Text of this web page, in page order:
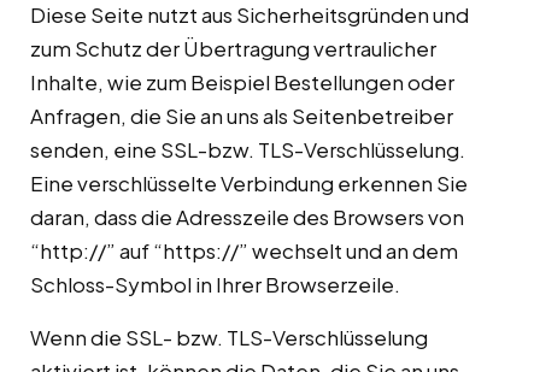
Diese Seite nutzt aus Sicherheitsgründen und
zum Schutz der Übertragung vertraulicher
Inhalte, wie zum Beispiel Bestellungen oder
Anfragen, die Sie an uns als Seitenbetreiber
senden, eine SSL-bzw. TLS-Verschlüsselung.
Eine verschlüsselte Verbindung erkennen Sie
daran, dass die Adresszeile des Browsers von
“http://” auf “https://” wechselt und an dem
Schloss-Symbol in Ihrer Browserzeile.
Wenn die SSL- bzw. TLS-Verschlüsselung